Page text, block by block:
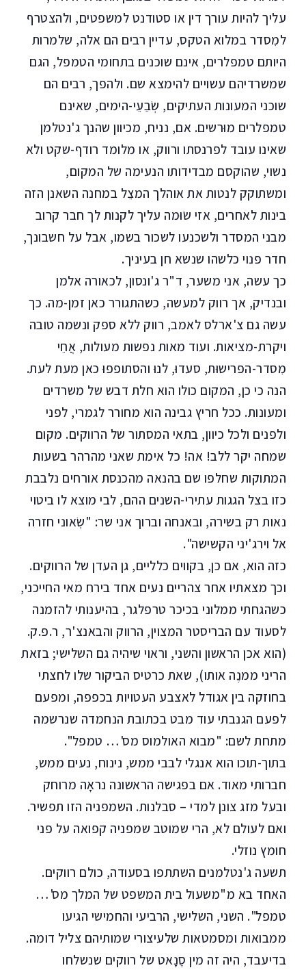
עליך להיות עורך דין או סטודנט למשפטים, ולהצטרף
למִסדר במלוא הטקס, עדיין רבים הם אלה, שלמרות
היותם טמפלרים, אינם שוכנים בתחומי הטמפל, הגם
שמשרדיהם עשויים להימצא שם. ולהפך, רבים הם
שוכני המעונות העתיקים, שְׂבֵעֵי-הימים, שאינם
טמפלרים מוּרשים. אם, נניח, מכיוון שהנך ג'נטלמן
שאינו עובד לפרנסתו ורווק, או מלומד רודף-שקט ולא
נשוי, שהוקסם מבדידותו הנעימה של המקום,
ומשתוקק לנטות את אוהלך המצֵל במחנה השאנן הזה
בינות לאחרים, אזי שׂוּמה עליך לקנות לך חבר קרוב
מבני המסדר ולשכנעו לשכור בשמו, אבל על חשבונך,
חדר פנוי כלשהו שנשא חן בעיניך.
כך עשה, אני משער, ד"ר ג'ונסון, לכאורה אלמן
ובנדיק, אך רווק למעשה, כשהתגורר כאן זמן-מה. כך
עשה גם צ'ארלס לאמב, רווק ללא ספק ונשמה טובה
ויקרת-מציאות. ועוד מאות נפשות מעולות, אֲחֵי
מִסדר-הפרישוּת, סעדוּ, לנוּ והסתופפוּ כאן מעת לעת.
הנה כי כן, המקום כולו הוא חלת דבש של משרדים
ומעונות. ככל חריץ גבינה הוא מחורר לגמרי, לפני
ולפנים ולכל כיוון, בתאי המסתור של הרווקים. מקום
שמחה יקר ללב! אה! כל אימת שאני מהרהר בשעות
המתוקות שחלפו שם בהנאה מהכנסת אורחים נלבבת
כזו בצל הגגות עתירי-השנים ההם, לבי מוצא לו ביטוי
נאות רק בשירה, ובאנחה וברוך אני שר: "שְׂאוני חזרה
אל וירג'יני הקשישה".
כזה הוא, אם כן, בקווים כלליים, גן העדן של הרווקים.
וכך מצאתיו אחר צהריים נעים אחד בירח מאי החייכני,
כשהגחתי ממלוני בכיכר טרפלגר, בהיענותי להזמנה
לסעוד עם הבריסטר המצוין, הרווק והבאנצ'ר, ר.פ.ק.
(הוא אכן הראשון והשני, וראוי שיהיה גם השלישי; בזאת
הריני ממנֶה אותו), שאת כרטיס הביקור שלו לחצתי
בחוזקה בין אגודל לאצבע העטויות בכפפה, ומפעם
לפעם הגנבתי עוד מבט בכתובת הנחמדה שנרשמה
מתחת לשם: "מבוא האולמוס מס'… טמפל".
בתוך-תוכו הוא אנגלי לבבי ממש, נינוח, נעים ממש,
חברותי מאוד. אם בפגישה הראשונה נראָה מרוחק
ובעל מזג צונן למדי – סבלנות. השמפניה הזו תפשיר.
ואם לעולם לא, הרי שמוטב שמפניה קפואה על פני
חומץ נוזלי.
תשעה ג'נטלמנים השתתפו בסעודה, כולם רווקים.
האחד בא מ"משעול בית המשפט של המלך מס'…
טמפל". השני, השלישי, הרביעי והחמישי הגיעו
ממבואות ומסמטאות שלעיצורי שמותיהם צליל דומה.
בדיעבד, היה זה מין סֶנָאט של רווקים שנשלחו